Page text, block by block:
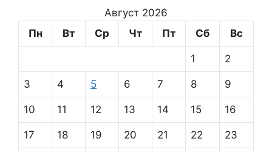
Август 2026
Пн
Вт Ср Чт Пт Сб Вс
1 2
3 4 5 6 7 8 9
10 11 12 13 14 15 16
17 18 19 20 21 22 23